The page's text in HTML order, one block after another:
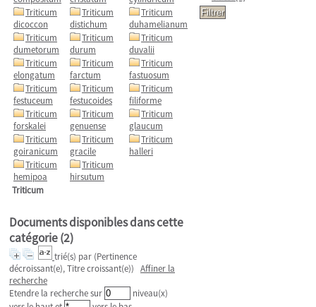
Triticum
dicoccon
Triticum
distichum
Triticum
duhamelianum
Triticum
dumetorum
Triticum
durum
Triticum
duvalii
Triticum
elongatum
Triticum
farctum
Triticum
fastuosum
Triticum
festuceum
Triticum
festucoides
Triticum
filiforme
Triticum
forskalei
Triticum
genuense
Triticum
glaucum
Triticum
goiranicum
Triticum
gracile
Triticum
halleri
Triticum
hemipoa
Triticum
hirsutum
Triticum
Documents disponibles dans cette
catégorie (2)
trié(s) par (Pertinence
décroissant(e), Titre croissant(e)) Affiner la
recherche
Etendre la recherche sur
niveau(x)